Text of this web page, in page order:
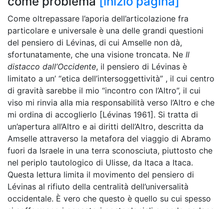
Come oltrepassare l’aporia dell’articolazione fra
particolare e universale è una delle grandi questioni
del pensiero di Lévinas, di cui Amselle non dà,
sfortunatamente, che una visione troncata. Ne Il
distacco dall’Occidente, il pensiero di Lévinas è
limitato a un’ “etica dell’intersoggettività” , il cui centro
di gravità sarebbe il mio “incontro con l’Altro”, il cui
viso mi rinvia alla mia responsabilità verso l’Altro e che
mi ordina di accoglierlo [Lévinas 1961]. Si tratta di
un’apertura all’Altro e ai diritti dell’Altro, descritta da
Amselle attraverso la metafora del viaggio di Abramo
fuori da Israele in una terra sconosciuta, piuttosto che
nel periplo tautologico di Ulisse, da Itaca a Itaca.
Questa lettura limita il movimento del pensiero di
Lévinas al rifiuto della centralità dell’universalità
occidentale. È vero che questo è quello su cui spesso